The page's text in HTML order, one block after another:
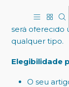
primeiros 30
passado 30
será oferecido
qualquer tipo.
Elegibilidade
O seu